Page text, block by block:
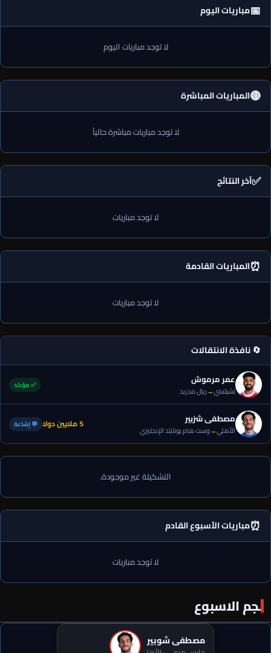
📅مباريات اليوم
لا توجد مباريات اليوم
🔴المباريات المباشرة
لا توجد مباريات مباشرة حالياً
✅آخر النتائج
لا توجد مباريات
⏰المباريات القادمة
لا توجد مباريات
🔄 نافذة الانتقالات
عمر مرموش
تشيلسي→ريال مدريد
✅ مؤكد
مصطفى شزبير
الأهلي→وست هام يونايتد الإنجليزي 5 ملايين دولا 💬 إشاعة
التشكيلة غير موجودة.
⏰مباريات الأسبوع القادم
لا توجد مباريات
نجم الاسبوع
مصطفى شوبير